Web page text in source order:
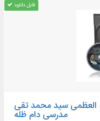
قابل دانلود
العظمی سید محمد تقی
مدرسی دام ظله